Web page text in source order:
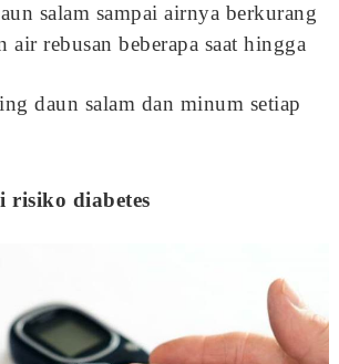
salam sampai airnya berkurang
air rebusan beberapa saat hingga
daun salam dan minum setiap
risiko diabetes